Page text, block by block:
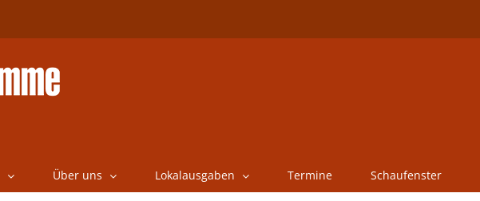
Über uns Lokalausgaben Termine Schaufenster